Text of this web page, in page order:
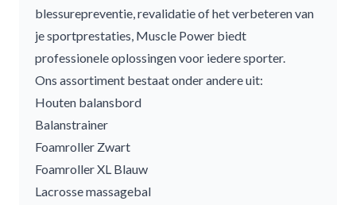
blessurepreventie, revalidatie of het verbeteren van
je sportprestaties, Muscle Power biedt
professionele oplossingen voor iedere sporter.
Ons assortiment bestaat onder andere uit:
Houten balansbord
Balanstrainer
Foamroller Zwart
Foamroller XL Blauw
Lacrosse massagebal